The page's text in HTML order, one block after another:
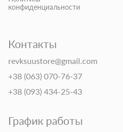
конфиденциальности
Контакты
revksuustore@gmail.com
+38 (063) 070-76-37
+38 (093) 434-25-43
График работы